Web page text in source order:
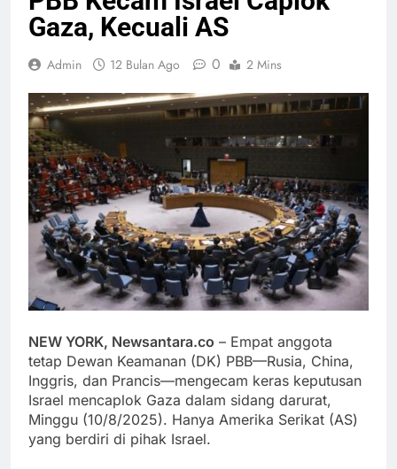
Gaza, Kecuali AS
Admin 12 Bulan Ago 0 2 Mins
NEW YORK, Newsantara.co – Empat anggota
tetap Dewan Keamanan (DK) PBB—Rusia, China,
Inggris, dan Prancis—mengecam keras keputusan
Israel mencaplok Gaza dalam sidang darurat,
Minggu (10/8/2025). Hanya Amerika Serikat (AS)
yang berdiri di pihak Israel.